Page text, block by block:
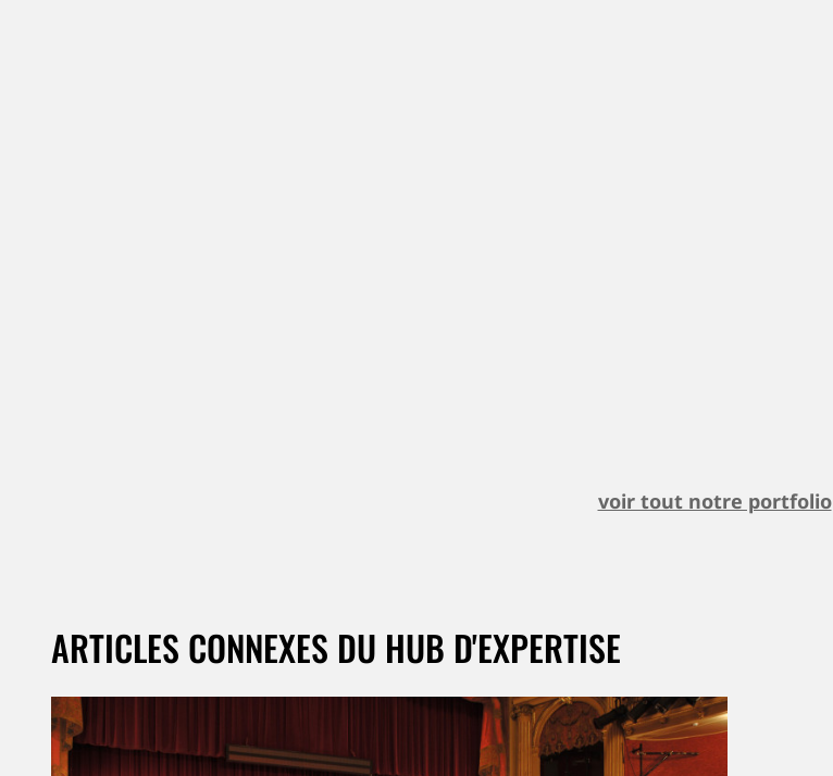
voir tout notre portfolio
ARTICLES CONNEXES DU HUB D'EXPERTISE